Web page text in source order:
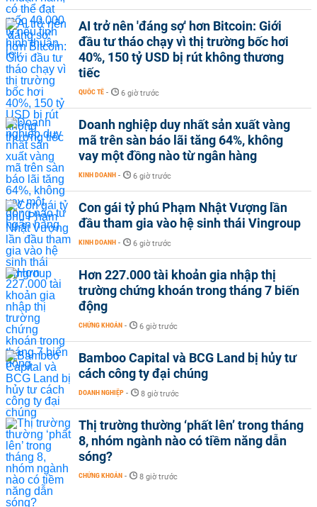
AI trở nên 'đáng sợ' hơn Bitcoin: Giới
đầu tư tháo chạy vì thị trường bốc hơi
40%, 150 tỷ USD bị rút không thương
tiếc
QUỐC TẾ - 6 giờ trước
Doanh nghiệp duy nhất sản xuất vàng
mã trên sàn báo lãi tăng 64%, không
vay một đồng nào từ ngân hàng
KINH DOANH - 6 giờ trước
Con gái tỷ phú Phạm Nhật Vượng lần
đầu tham gia vào hệ sinh thái Vingroup
KINH DOANH - 6 giờ trước
Hơn 227.000 tài khoản gia nhập thị
trường chứng khoán trong tháng 7 biến
động
CHỨNG KHOÁN - 6 giờ trước
Bamboo Capital và BCG Land bị hủy tư
cách công ty đại chúng
DOANH NGHIỆP - 8 giờ trước
Thị trường thường ‘phất lên’ trong tháng
8, nhóm ngành nào có tiềm năng dẫn
sóng?
CHỨNG KHOÁN - 8 giờ trước